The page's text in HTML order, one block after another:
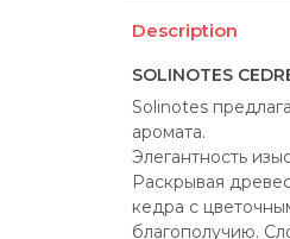
Description
SOLINOTES
Solinotes
аромата.
Элегантность
Раскрывая
кедра с
благополучию.